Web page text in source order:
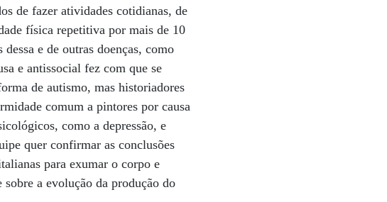
de fazer atividades cotidianas, de
física repetitiva por mais de 10
e de outras doenças, como
e antissocial fez com que se
de autismo, mas historiadores
comum a pintores por causa
como a depressão, e
quer confirmar as conclusões
para exumar o corpo e
a evolução da produção do